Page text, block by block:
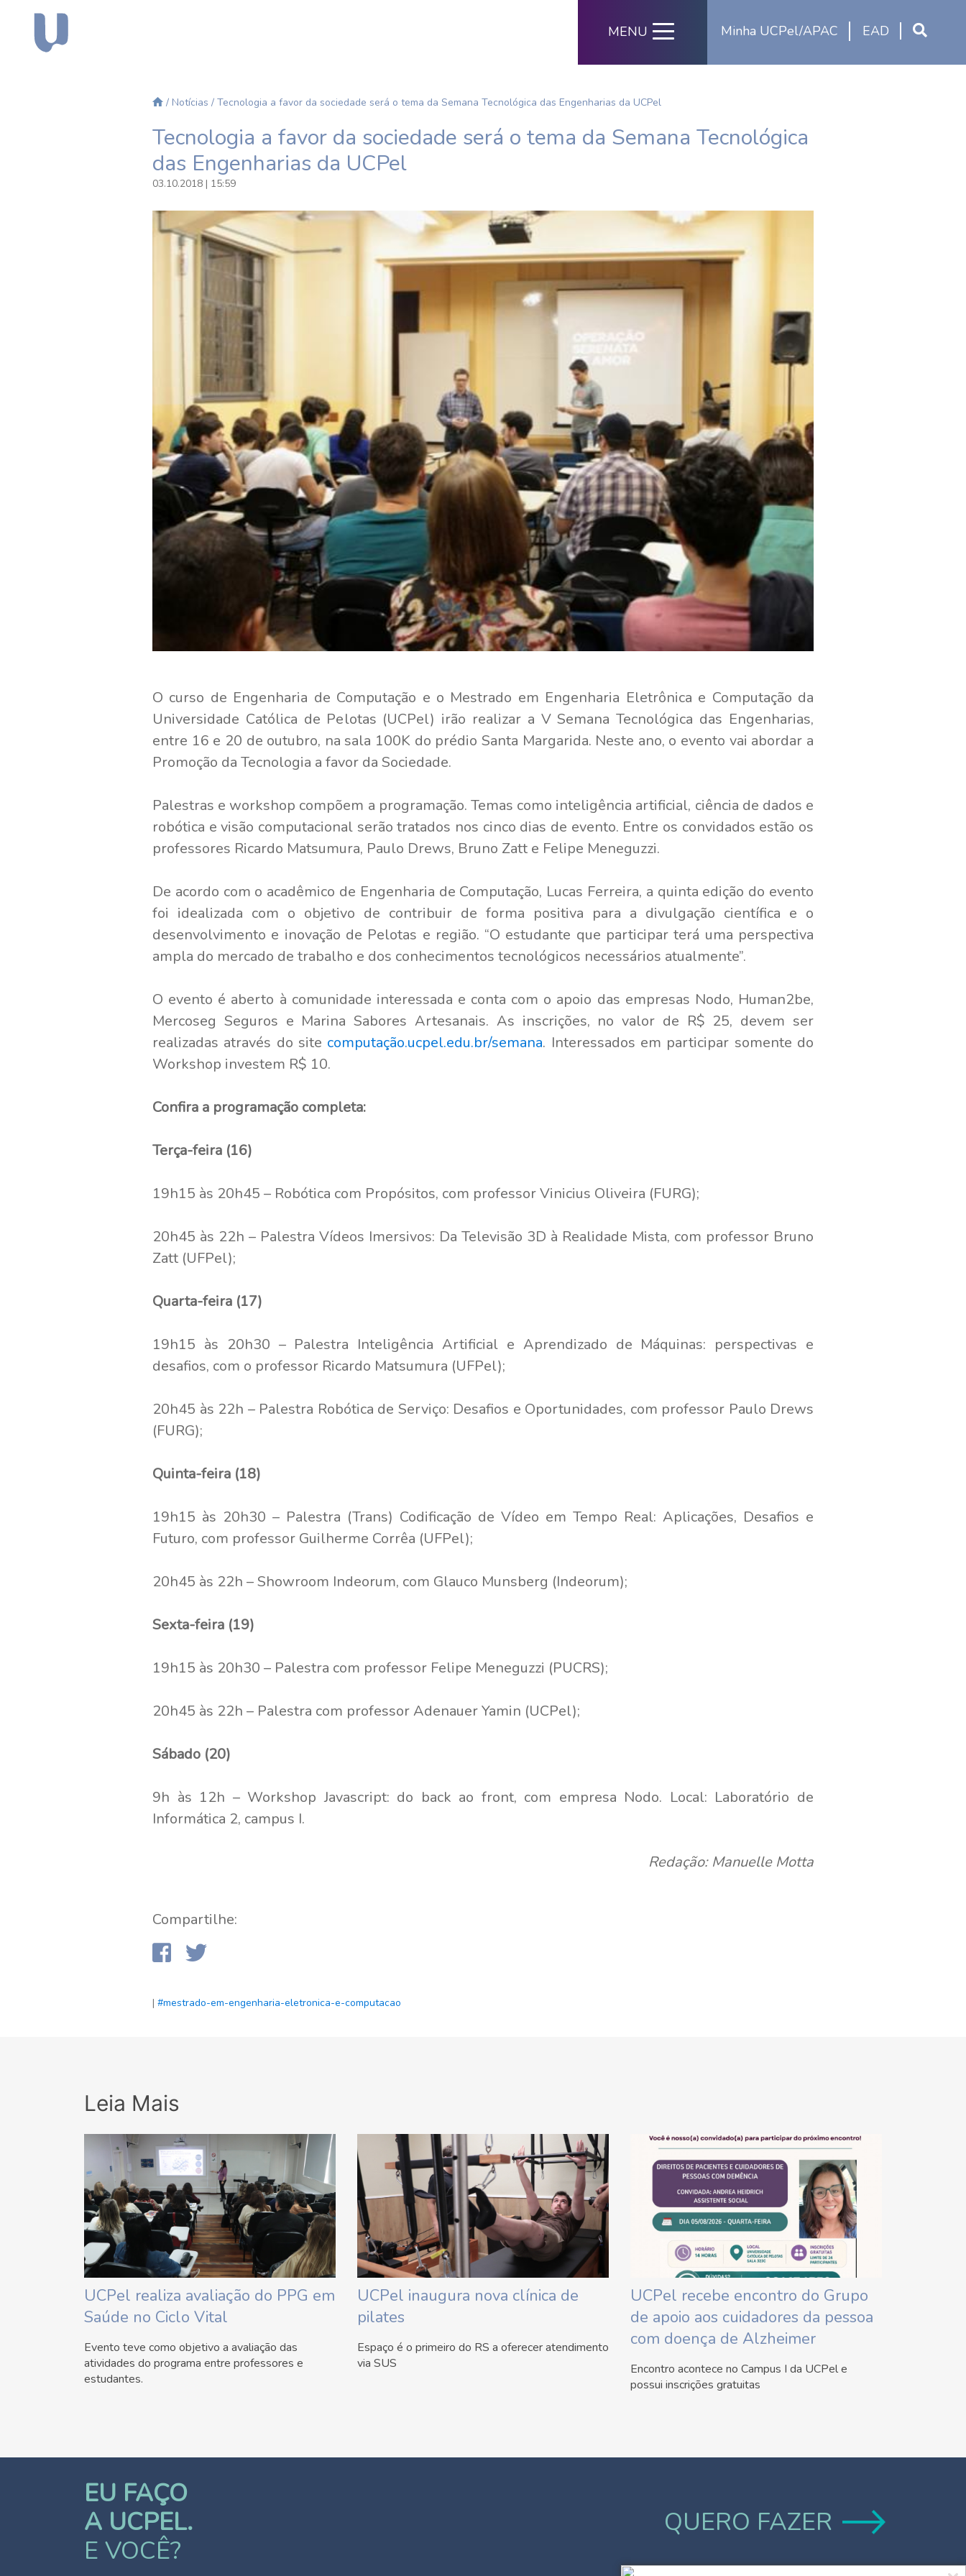
Minha UCPel/APAC EAD
MENU
/ Notícias / Tecnologia a favor da sociedade será o tema da Semana Tecnológica das Engenharias da UCPel
Tecnologia a favor da sociedade será o tema da Semana Tecnológica
das Engenharias da UCPel
03.10.2018 | 15:59
O curso de Engenharia de Computação e o Mestrado em Engenharia Eletrônica e Computação da
Universidade Católica de Pelotas (UCPel) irão realizar a V Semana Tecnológica das Engenharias,
entre 16 e 20 de outubro, na sala 100K do prédio Santa Margarida. Neste ano, o evento vai abordar a
Promoção da Tecnologia a favor da Sociedade.
Palestras e workshop compõem a programação. Temas como inteligência artificial, ciência de dados e
robótica e visão computacional serão tratados nos cinco dias de evento. Entre os convidados estão os
professores Ricardo Matsumura, Paulo Drews, Bruno Zatt e Felipe Meneguzzi.
De acordo com o acadêmico de Engenharia de Computação, Lucas Ferreira, a quinta edição do evento
foi idealizada com o objetivo de contribuir de forma positiva para a divulgação científica e o
desenvolvimento e inovação de Pelotas e região. “O estudante que participar terá uma perspectiva
ampla do mercado de trabalho e dos conhecimentos tecnológicos necessários atualmente”.
O evento é aberto à comunidade interessada e conta com o apoio das empresas Nodo, Human2be,
Mercoseg Seguros e Marina Sabores Artesanais. As inscrições, no valor de R$ 25, devem ser
realizadas através do site computação.ucpel.edu.br/semana. Interessados em participar somente do
Workshop investem R$ 10.
Confira a programação completa:
Terça-feira (16)
19h15 às 20h45 – Robótica com Propósitos, com professor Vinicius Oliveira (FURG);
20h45 às 22h – Palestra Vídeos Imersivos: Da Televisão 3D à Realidade Mista, com professor Bruno
Zatt (UFPel);
Quarta-feira (17)
19h15 às 20h30 – Palestra Inteligência Artificial e Aprendizado de Máquinas: perspectivas e
desafios, com o professor Ricardo Matsumura (UFPel);
20h45 às 22h – Palestra Robótica de Serviço: Desafios e Oportunidades, com professor Paulo Drews
(FURG);
Quinta-feira (18)
19h15 às 20h30 – Palestra (Trans) Codificação de Vídeo em Tempo Real: Aplicações, Desafios e
Futuro, com professor Guilherme Corrêa (UFPel);
20h45 às 22h – Showroom Indeorum, com Glauco Munsberg (Indeorum);
Sexta-feira (19)
19h15 às 20h30 – Palestra com professor Felipe Meneguzzi (PUCRS);
20h45 às 22h – Palestra com professor Adenauer Yamin (UCPel);
Sábado (20)
9h às 12h – Workshop Javascript: do back ao front, com empresa Nodo. Local: Laboratório de
Informática 2, campus I.
Redação: Manuelle Motta
Compartilhe:
| #mestrado-em-engenharia-eletronica-e-computacao
Leia Mais
UCPel realiza avaliação do PPG em
Saúde no Ciclo Vital
Evento teve como objetivo a avaliação das
atividades do programa entre professores e
estudantes.
UCPel inaugura nova clínica de
pilates
Espaço é o primeiro do RS a oferecer atendimento
via SUS
UCPel recebe encontro do Grupo
de apoio aos cuidadores da pessoa
com doença de Alzheimer
Encontro acontece no Campus I da UCPel e
possui inscrições gratuitas
EU FAÇO
A UCPEL.
E VOCÊ?
QUERO FAZER